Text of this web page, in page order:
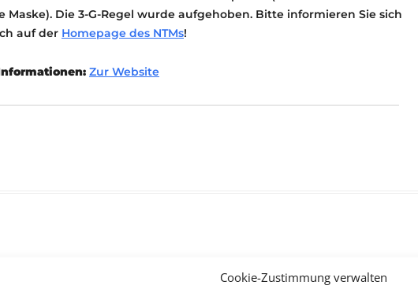
Cookie-Zustimmung verwalten
Maske). Die 3-G-Regel wurde aufgehoben. Bitte informieren Sie sich
auf der Homepage des NTMs!
Zur Website